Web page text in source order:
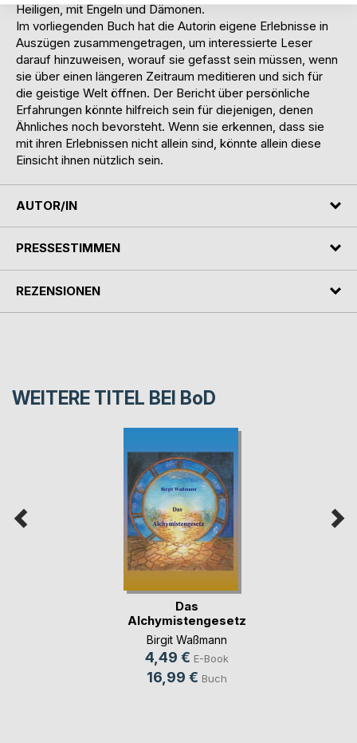
Heiligen, mit Engeln und Dämonen.
Im vorliegenden Buch hat die Autorin eigene Erlebnisse in
Auszügen zusammengetragen, um interessierte Leser
darauf hinzuweisen, worauf sie gefasst sein müssen, wenn
sie über einen längeren Zeitraum meditieren und sich für
die geistige Welt öffnen. Der Bericht über persönliche
Erfahrungen könnte hilfreich sein für diejenigen, denen
Ähnliches noch bevorsteht. Wenn sie erkennen, dass sie
mit ihren Erlebnissen nicht allein sind, könnte allein diese
Einsicht ihnen nützlich sein.
AUTOR/IN
PRESSESTIMMEN
REZENSIONEN
WEITERE TITEL BEI BoD
Das
Alchymistengesetz
Birgit Waßmann
4,49 € E-Book
16,99 € Buch